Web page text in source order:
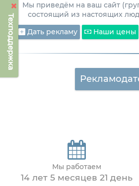
Техподдержка
Мы приведём на ваш сайт
состоящий из настоящих
Дать рекламу
Наши цены
Мы работаем
14 лет 5 месяцев 21 день